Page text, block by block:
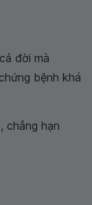
đời mà
bệnh khá
chẳng hạn